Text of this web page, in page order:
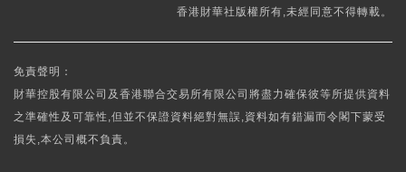
香港財華社版權所有,未經同意不得轉載。
免責聲明：
財華控股有限公司及香港聯合交易所有限公司將盡力確保彼等所提供資料
之準確性及可靠性,但並不保證資料絕對無誤,資料如有錯漏而令閣下蒙受
損失,本公司概不負責。